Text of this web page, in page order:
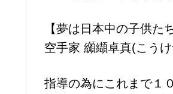
【夢は日本中の子供た
空手家 纐纈卓真(こう
指導の為にこれまで１